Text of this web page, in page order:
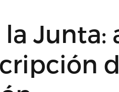
la Junta: